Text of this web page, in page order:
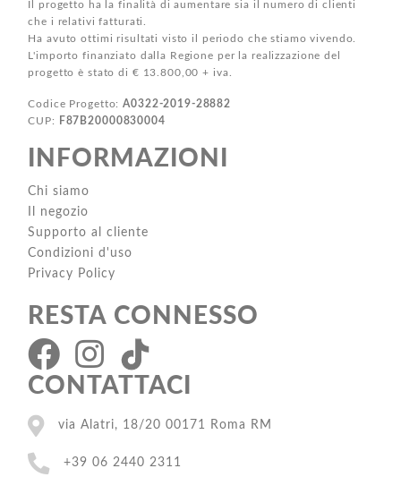
Il progetto ha la finalità di aumentare sia il numero di clienti
che i relativi fatturati.
Ha avuto ottimi risultati visto il periodo che stiamo vivendo.
L'importo finanziato dalla Regione per la realizzazione del
progetto è stato di € 13.800,00 + iva.
Codice Progetto:A0322-2019-28882
CUP:
F87B20000830004
INFORMAZIONI
Chi siamo
Il negozio
Supporto al cliente
Condizioni d'uso
Privacy Policy
RESTA CONNESSO
CONTATTACI
via Alatri, 18/20 00171 Roma RM
+39 06 2440 2311